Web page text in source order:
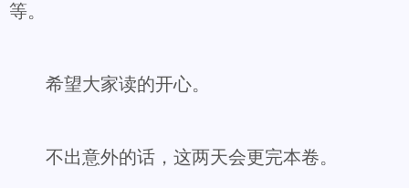
等。
希望大家读的开心。
不出意外的话，这两天会更完本卷。